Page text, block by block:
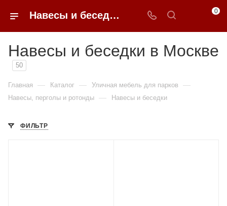
Навесы и беседки в Москве купить по доступным ценам с доставкой от 0ФФЕР.ру 0
Навесы и беседки в Москве
50
Главная — Каталог — Уличная мебель для парков —
Навесы, перголы и ротонды — Навесы и беседки
ФИЛЬТР